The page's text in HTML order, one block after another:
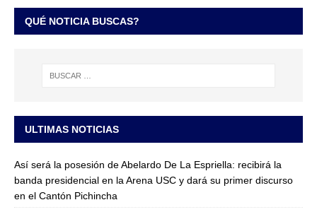
QUÉ NOTICIA BUSCAS?
ULTIMAS NOTICIAS
Así será la posesión de Abelardo De La Espriella: recibirá la
banda presidencial en la Arena USC y dará su primer discurso
en el Cantón Pichincha